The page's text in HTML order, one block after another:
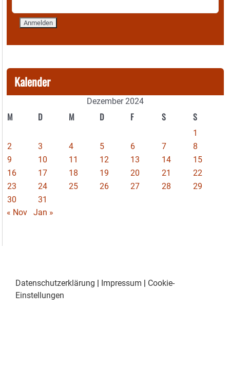
Kalender
Dezember 2024
M D M D F S S
1
2
3 4 5 6 7
8
9
10 11 12 13 14
15
16
17 18 19 20 21
22
23
24 25 26 27 28
29
30
31
« Nov
Jan »
Datenschutzerklärung Impressum
Cookie-
Einstellungen